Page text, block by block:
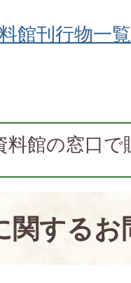
館刊行物一
料館の窓口
関する